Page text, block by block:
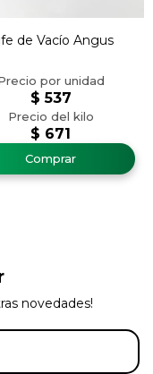
de Vacío Angus
$ 671
$ 537
novedades!